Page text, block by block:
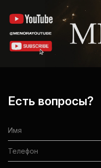
Есть вопросы?